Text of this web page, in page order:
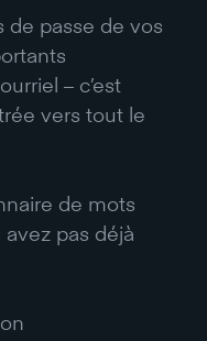
de passe de vos
– c’est
vers tout le
de mots
avez pas déjà